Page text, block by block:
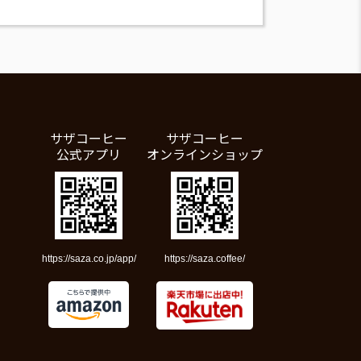
サザコーヒー
公式アプリ
https://saza.co.jp/app/
サザコーヒー
オンラインショップ
https://saza.coffee/